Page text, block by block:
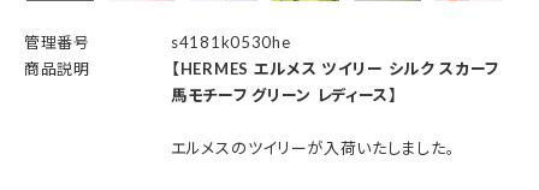
管理番号
s4181k0530he
商品説明
【HERMES エルメス ツイリー シルク スカーフ
馬モチーフ グリーン レディース】
エルメスのツイリーが入荷いたしました。